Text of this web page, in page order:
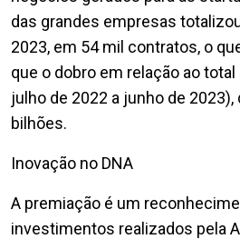
das grandes empresas
2023, em 54 mil contratos, o
que o dobro em relação ao
julho de 2022 a junho de 2023),
bilhões.
Inovação no DNA
A premiação é um
investimentos realizados pela